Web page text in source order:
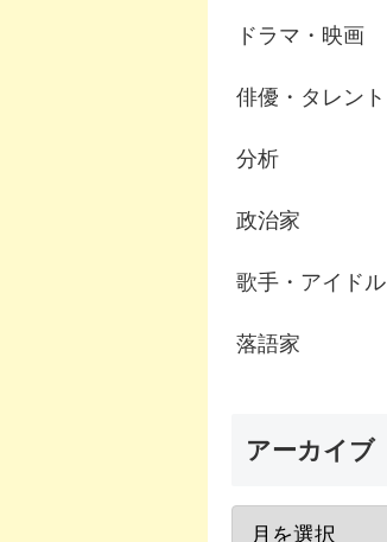
ドラマ・映画
俳優・タレント
分析
政治家
歌手・アイドル
落語家
アーカイブ